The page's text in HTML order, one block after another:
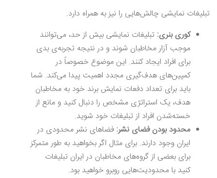
تبلیغات نمایشی چالش‌هایی را نیز به همراه دارد.
کوری بنری: تبلیغات نمایشی بیش از حد، می‌توانند
موجب آزار مخاطبان شوند و در نتیجه تجربه‌ی بدی
برای افراد ایجاد کنند. این موضوع خصوصاً در
کمپین‌های هدف‌گیری مجدد اهمیت پیدا می‌کند. شما
باید برای تعداد دفعات نمایش برند خود به مخاطبان
هدف، یک استراتژی مشخص را دنبال کنید و مانع از
خسته‌شدن افراد از تبلیغات خود شوید.
محدود بودن فضای نشر: فضاهای نشر محدودی در
ایران وجود دارند. برای مثال اگر بخواهید به طور متمرکز
برای بعضی از گروه‌های مخاطبان در ایران تبلیغات
کنید با محدودیت‌هایی روبرو خواهید بود.